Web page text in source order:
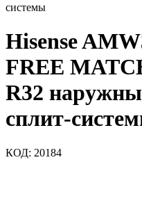
системы
Hisense
FREE
R32
сплит-
КОД: 20184